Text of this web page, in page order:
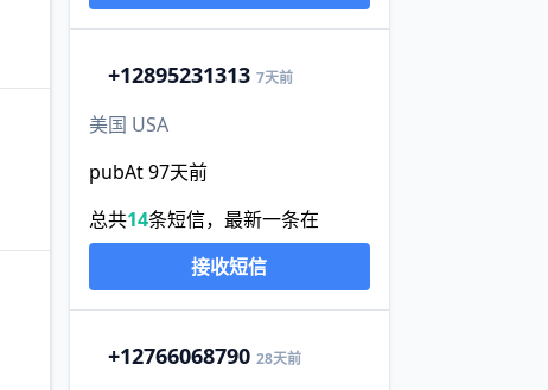
+12895231313 7天前
美国 USA
pubAt 97天前
总共14条短信，最新一条在
接收短信
+12766068790 28天前